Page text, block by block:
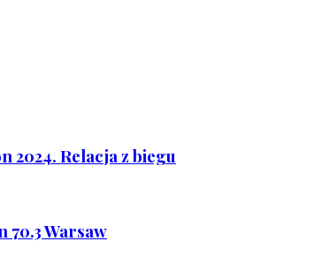
2024. Relacja z biegu
70.3 Warsaw